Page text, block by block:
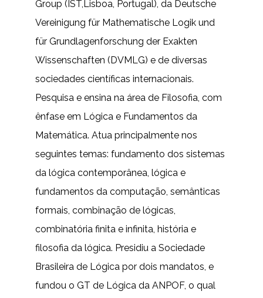
Group (IST,Lisboa, Portugal), da Deutsche
Vereinigung für Mathematische Logik und
für Grundlagenforschung der Exakten
Wissenschaften (DVMLG) e de diversas
sociedades científicas internacionais.
Pesquisa e ensina na área de Filosofia, com
ênfase em Lógica e Fundamentos da
Matemática. Atua principalmente nos
seguintes temas: fundamento dos sistemas
da lógica contemporânea, lógica e
fundamentos da computação, semânticas
formais, combinação de lógicas,
combinatória finita e infinita, história e
filosofia da lógica. Presidiu a Sociedade
Brasileira de Lógica por dois mandatos, e
fundou o GT de Lógica da ANPOF, o qual